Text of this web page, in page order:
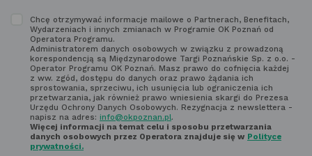
poniżej
Zapoznaj
z regulaminem
newsletter'a
Chcę otrzymywać informacje mailowe o Partnerach, Benefitach,
Wydarzeniach i innych zmianach w Programie OK Poznań od
Operatora Programu.
Administratorem danych osobowych w związku z prowadzoną
korespondencją są Międzynarodowe Targi Poznańskie Sp. z o.o. -
Operator Programu OK Poznań. Masz prawo do cofnięcia każdej
z ww. zgód, dostępu do danych oraz prawo żądania ich
sprostowania, sprzeciwu, ich usunięcia lub ograniczenia ich
przetwarzania, jak również prawo wniesienia skargi do Prezesa
Urzędu Ochrony Danych Osobowych. Rezygnacja z newslettera -
napisz na adres: info@okpoznan.pl.
Więcej informacji na temat celu i sposobu przetwarzania
danych osobowych przez Operatora znajduje się w Polityce
prywatności.